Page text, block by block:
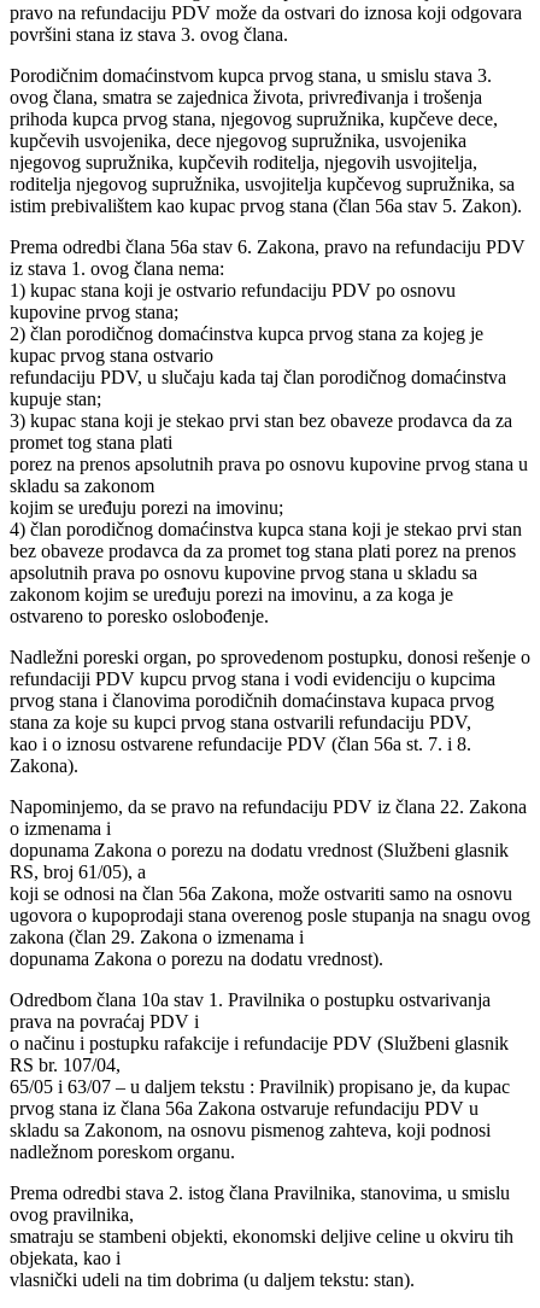
pravo na refundaciju PDV može da ostvari do iznosa koji odgovara
površini stana iz stava 3. ovog člana.
Porodičnim domaćinstvom kupca prvog stana, u smislu stava 3.
ovog člana, smatra se zajednica života, privređivanja i trošenja
prihoda kupca prvog stana, njegovog supružnika, kupčeve dece,
kupčevih usvojenika, dece njegovog supružnika, usvojenika
njegovog supružnika, kupčevih roditelja, njegovih usvojitelja,
roditelja njegovog supružnika, usvojitelja kupčevog supružnika, sa
istim prebivalištem kao kupac prvog stana (član 56a stav 5. Zakon).
Prema odredbi člana 56a stav 6. Zakona, pravo na refundaciju PDV
iz stava 1. ovog člana nema:
1) kupac stana koji je ostvario refundaciju PDV po osnovu
kupovine prvog stana;
2) član porodičnog domaćinstva kupca prvog stana za kojeg je
kupac prvog stana ostvario
refundaciju PDV, u slučaju kada taj član porodičnog domaćinstva
kupuje stan;
3) kupac stana koji je stekao prvi stan bez obaveze prodavca da za
promet tog stana plati
porez na prenos apsolutnih prava po osnovu kupovine prvog stana u
skladu sa zakonom
kojim se uređuju porezi na imovinu;
4) član porodičnog domaćinstva kupca stana koji je stekao prvi stan
bez obaveze prodavca da za promet tog stana plati porez na prenos
apsolutnih prava po osnovu kupovine prvog stana u skladu sa
zakonom kojim se uređuju porezi na imovinu, a za koga je
ostvareno to poresko oslobođenje.
Nadležni poreski organ, po sprovedenom postupku, donosi rešenje o
refundaciji PDV kupcu prvog stana i vodi evidenciju o kupcima
prvog stana i članovima porodičnih domaćinstava kupaca prvog
stana za koje su kupci prvog stana ostvarili refundaciju PDV,
kao i o iznosu ostvarene refundacije PDV (član 56a st. 7. i 8.
Zakona).
Napominjemo, da se pravo na refundaciju PDV iz člana 22. Zakona
o izmenama i
dopunama Zakona o porezu na dodatu vrednost (Službeni glasnik
RS, broj 61/05), a
koji se odnosi na član 56a Zakona, može ostvariti samo na osnovu
ugovora o kupoprodaji stana overenog posle stupanja na snagu ovog
zakona (član 29. Zakona o izmenama i
dopunama Zakona o porezu na dodatu vrednost).
Odredbom člana 10a stav 1. Pravilnika o postupku ostvarivanja
prava na povraćaj PDV i
o načinu i postupku rafakcije i refundacije PDV (Službeni glasnik
RS br. 107/04,
65/05 i 63/07 – u daljem tekstu : Pravilnik) propisano je, da kupac
prvog stana iz člana 56a Zakona ostvaruje refundaciju PDV u
skladu sa Zakonom, na osnovu pismenog zahteva, koji podnosi
nadležnom poreskom organu.
Prema odredbi stava 2. istog člana Pravilnika, stanovima, u smislu
ovog pravilnika,
smatraju se stambeni objekti, ekonomski deljive celine u okviru tih
objekata, kao i
vlasnički udeli na tim dobrima (u daljem tekstu: stan).